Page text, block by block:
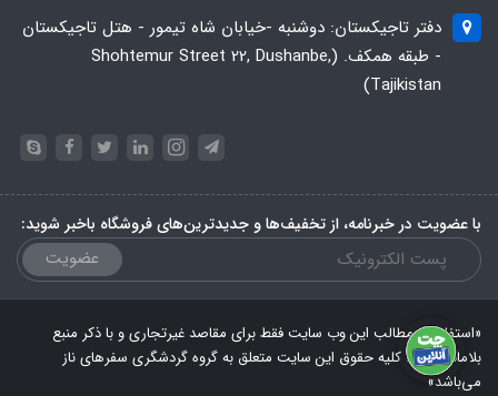
دفتر تاجیکستان: دوشنبه -خیابان شاه تیمور - هتل تاجیکستان
- طبقه همکف. (Shohtemur Street 22, Dushanbe,
Tajikistan)
با عضویت در خبرنامه، از تخفیف‌ها و جدیدترین‌های فروشگاه باخبر شوید:
عضویت
«استفاده از مطالب این وب سایت فقط برای مقاصد غیرتجاری و با ذکر منبع
بلامانع است. کلیه حقوق این سایت متعلق به گروه گردشگری سفرهای ناز
می‌باشد»